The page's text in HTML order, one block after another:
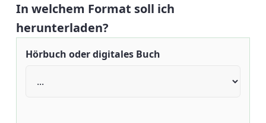
In welchem Format soll ich
herunterladen?
Hörbuch oder digitales Buch